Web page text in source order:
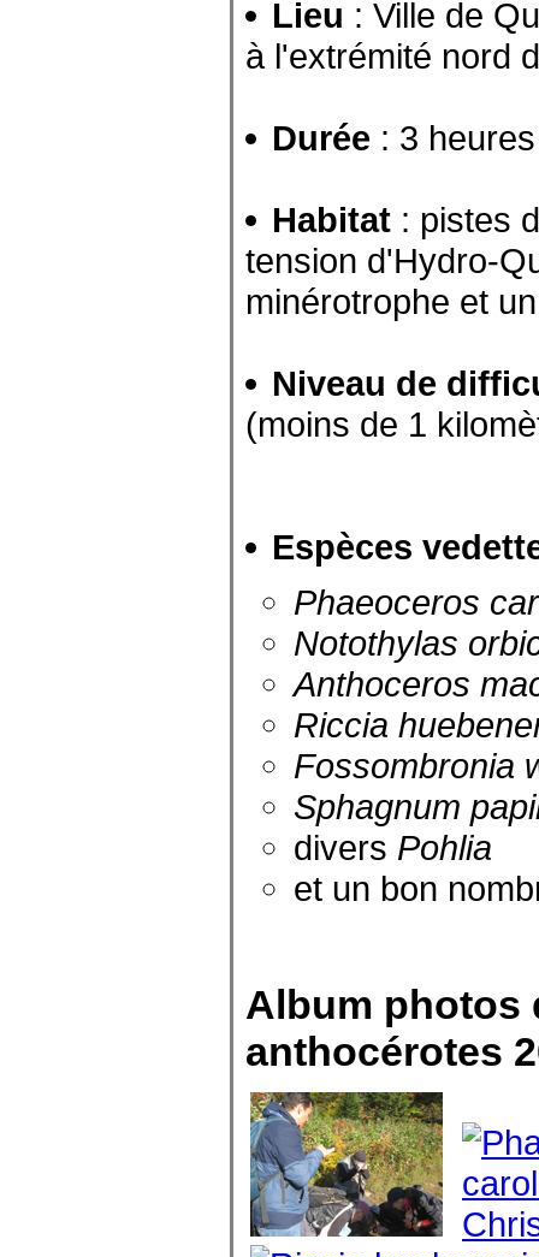
Lieu : Ville de
à l'extrémité nord
Durée : 3 heures
Habitat : pistes
tension d'Hydro-
minérotrophe et
Niveau de
(moins de 1
Espèces
Phaeoceros
Notothylas
Anthoceros
Riccia
Fossombronia
Sphagnum
divers Pohlia
et un bon
Album photos
anthocérotes